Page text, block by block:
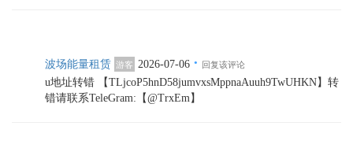
波场能量租赁 游客 2026-07-06 · 回复该评论
u地址转错 【TLjcoP5hnD58jumvxsMppnaAuuh9TwUHKN】转
错请联系TeleGram:【@TrxEm】